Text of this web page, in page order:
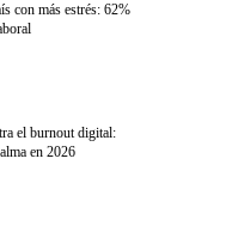
con más estrés: 62%
el burnout digital:
en 2026